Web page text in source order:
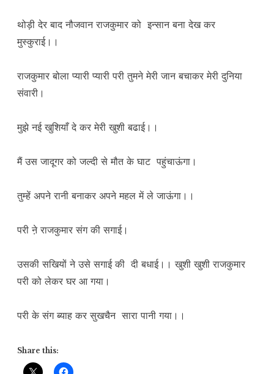
थोड़ी देर बाद नौजवान राजकुमार को इन्सान बना देख कर
मुस्कुराई।।
राजकुमार बोला प्यारी प्यारी परी तुमने मेरी जान बचाकर मेरी दुनिया
संवारी।
मुझे नई खुशियाँ दे कर मेरी खुशी बढाई।।
मैं उस जादूगर को जल्दी से मौत के घाट पहुंचाऊंगा।
तुम्हें अपने रानी बनाकर अपने महल में ले जाऊंगा।।
परी ने़ राजकुमार संग की सगाई।
उसकी सखियों ने उसे सगाई की दी बधाई।। खुशी खुशी राजकुमार
परी को लेकर घर आ गया।
परी के संग ब्याह कर सुखचैन सारा पानी गया।।
Share this: